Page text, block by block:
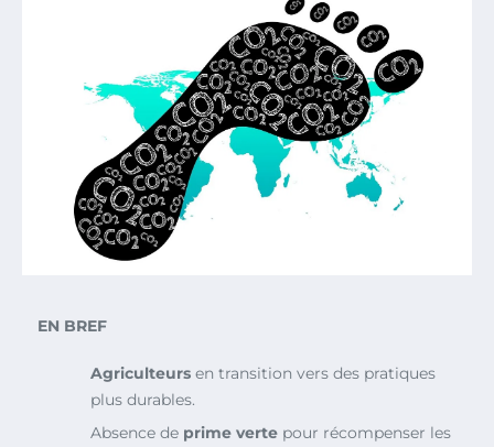
EN BREF
Agriculteurs en transition vers des pratiques
plus durables.
Absence de prime verte pour récompenser les